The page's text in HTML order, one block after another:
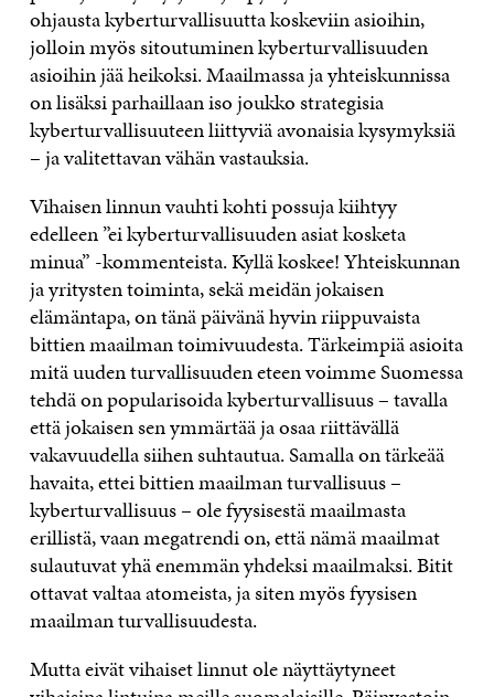
ohjausta kyberturvallisuutta koskeviin asioihin,
jolloin myös sitoutuminen kyberturvallisuuden
asioihin jää heikoksi. Maailmassa ja yhteiskunnissa
on lisäksi parhaillaan iso joukko strategisia
kyberturvallisuuteen liittyviä avonaisia kysymyksiä
– ja valitettavan vähän vastauksia.
Vihaisen linnun vauhti kohti possuja kiihtyy
edelleen ”ei kyberturvallisuuden asiat kosketa
minua” -kommenteista. Kyllä koskee! Yhteiskunnan
ja yritysten toiminta, sekä meidän jokaisen
elämäntapa, on tänä päivänä hyvin riippuvaista
bittien maailman toimivuudesta. Tärkeimpiä asioita
mitä uuden turvallisuuden eteen voimme Suomessa
tehdä on popularisoida kyberturvallisuus – tavalla
että jokaisen sen ymmärtää ja osaa riittävällä
vakavuudella siihen suhtautua. Samalla on tärkeää
havaita, ettei bittien maailman turvallisuus –
kyberturvallisuus – ole fyysisestä maailmasta
erillistä, vaan megatrendi on, että nämä maailmat
sulautuvat yhä enemmän yhdeksi maailmaksi. Bitit
ottavat valtaa atomeista, ja siten myös fyysisen
maailman turvallisuudesta.
Mutta eivät vihaiset linnut ole näyttäytyneet